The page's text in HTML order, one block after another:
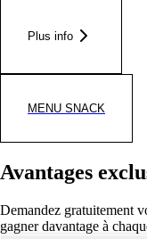
Plus info
MENU SNACK
Avantages
Demandez gratuitement
gagner davantage à